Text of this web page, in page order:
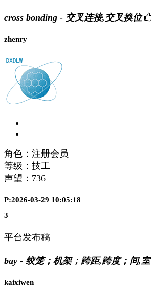
cross bonding - 交叉连接,交叉换位
zhenry
角色：注册会员
等级：技工
声望： 736
P:2026-03-29 10:05:18
3
平台发布稿
bay - 绞笼；机架；跨距,跨度；间,室
kaixiwen